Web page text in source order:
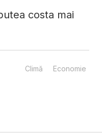
costa mai
Climă Economie